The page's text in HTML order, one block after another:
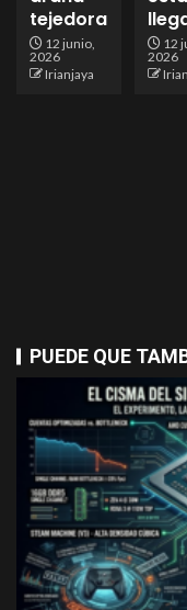
tejedora
12 junio,
2026
Irianjaya
12
2026
PUEDE QUE